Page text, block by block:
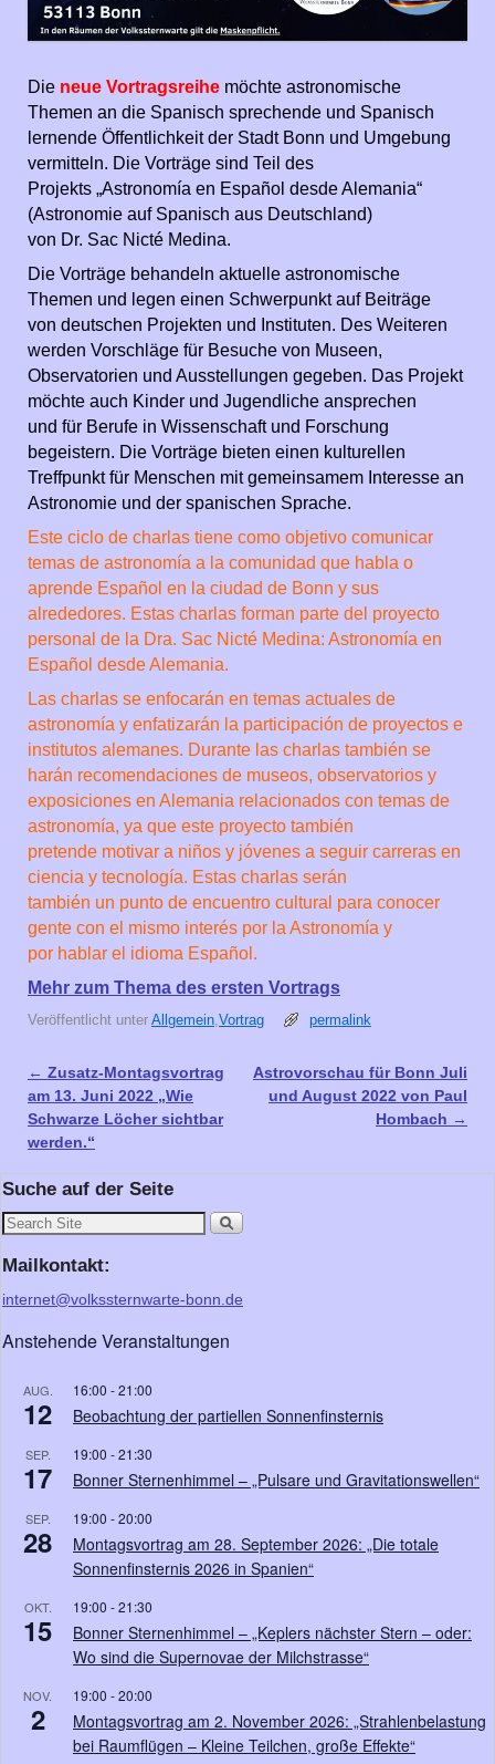
Die neue Vortragsreihe möchte astronomische
Themen an die Spanisch sprechende und Spanisch
lernende Öffentlichkeit der Stadt Bonn und Umgebung
vermitteln. Die Vorträge sind Teil des
Projekts „Astronomía en Español desde Alemania“
(Astronomie auf Spanisch aus Deutschland)
von Dr. Sac Nicté Medina.
Die Vorträge behandeln aktuelle astronomische
Themen und legen einen Schwerpunkt auf Beiträge
von deutschen Projekten und Instituten. Des Weiteren
werden Vorschläge für Besuche von Museen,
Observatorien und Ausstellungen gegeben. Das Projekt
möchte auch Kinder und Jugendliche ansprechen
und für Berufe in Wissenschaft und Forschung
begeistern. Die Vorträge bieten einen kulturellen
Treffpunkt für Menschen mit gemeinsamem Interesse an
Astronomie und der spanischen Sprache.
Este ciclo de charlas tiene como objetivo comunicar
temas de astronomía a la comunidad que habla o
aprende Español en la ciudad de Bonn y sus
alrededores. Estas charlas forman parte del proyecto
personal de la Dra. Sac Nicté Medina: Astronomía en
Español desde Alemania.
Las charlas se enfocarán en temas actuales de
astronomía y enfatizarán la participación de proyectos e
institutos alemanes. Durante las charlas también se
harán recomendaciones de museos, observatorios y
exposiciones en Alemania relacionados con temas de
astronomía, ya que este proyecto también
pretende motivar a niños y jóvenes a seguir carreras en
ciencia y tecnología. Estas charlas serán
también un punto de encuentro cultural para conocer
gente con el mismo interés por la Astronomía y
por hablar el idioma Español.
Mehr zum Thema des ersten Vortrags
Veröffentlicht unter Allgemein,Vortrag permalink
Artikelnavigation
← Zusatz-Montagsvortrag
am 13. Juni 2022 „Wie
Schwarze Löcher sichtbar
werden.“
Astrovorschau für Bonn Juli
und August 2022 von Paul
Hombach →
Suche auf der Seite
Mailkontakt:
internet@volkssternwarte-bonn.de
Anstehende Veranstaltungen
AUG.
12
16:00 -21:00
Beobachtung der partiellen Sonnenfinsternis
SEP.
17
19:00 -21:30
Bonner Sternenhimmel – „Pulsare und Gravitationswellen“
SEP.
28
19:00 -20:00
Montagsvortrag am 28. September 2026: „Die totale
Sonnenfinsternis 2026 in Spanien“
OKT.
15
19:00 -21:30
Bonner Sternenhimmel – „Keplers nächster Stern – oder:
Wo sind die Supernovae der Milchstrasse“
NOV.
2
19:00 -20:00
Montagsvortrag am 2. November 2026: „Strahlenbelastung
bei Raumflügen – Kleine Teilchen, große Effekte“